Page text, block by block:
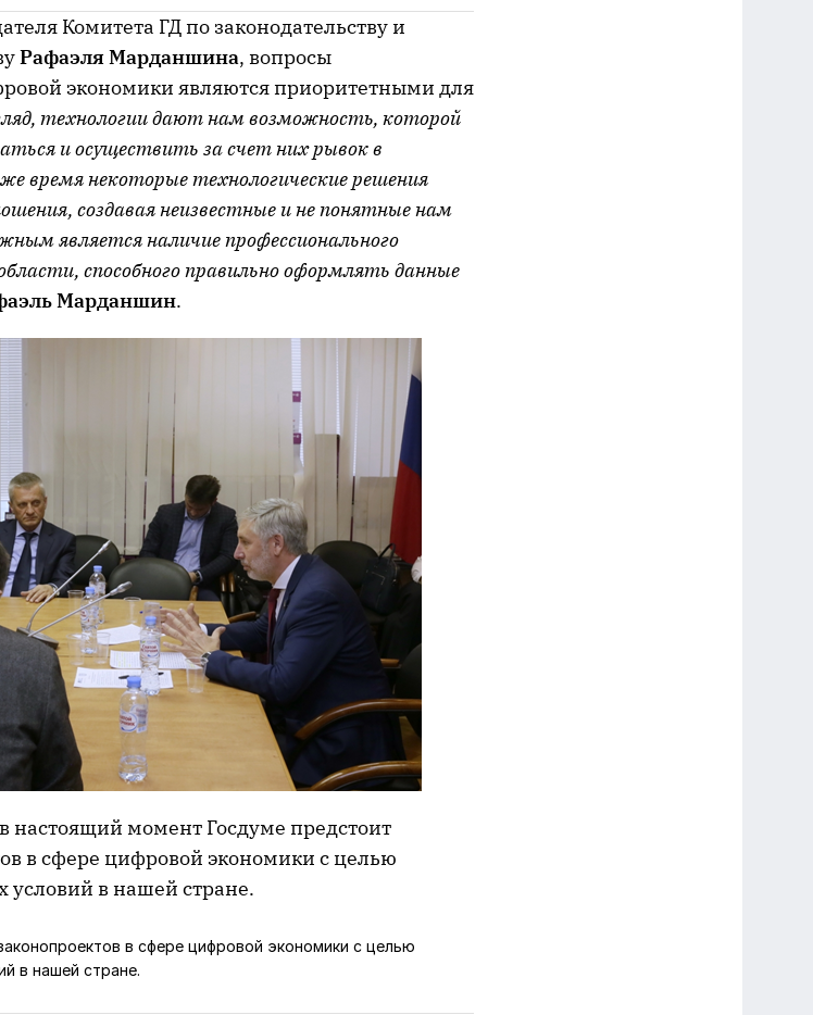
Комитета ГД по законодательству и
Рафаэля Марданшина, вопросы
экономики являются приоритетными для
технологии дают нам возможность, которой
и осуществить за счет них рывок в
время некоторые технологические решения
создавая неизвестные и не понятные нам
является наличие профессионального
способного правильно оформлять данные
Марданшин.
настоящий момент Госдуме предстоит
в сфере цифровой экономики с целью
в нашей стране.
в сфере цифровой экономики с целью
в нашей стране.